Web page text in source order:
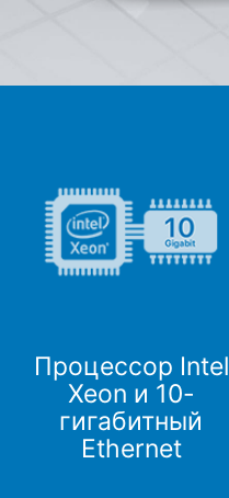
Процессор Intel
Xeon и 10-
гигабитный
Ethernet